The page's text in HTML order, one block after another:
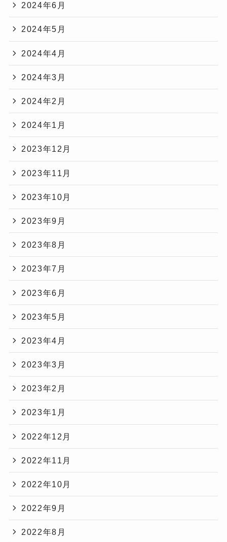
2024年6月
2024年5月
2024年4月
2024年3月
2024年2月
2024年1月
2023年12月
2023年11月
2023年10月
2023年9月
2023年8月
2023年7月
2023年6月
2023年5月
2023年4月
2023年3月
2023年2月
2023年1月
2022年12月
2022年11月
2022年10月
2022年9月
2022年8月